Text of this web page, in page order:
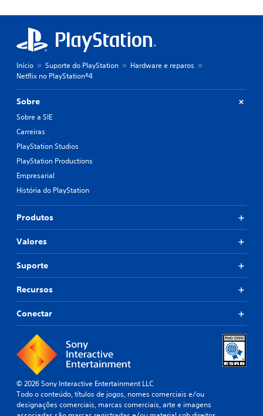
Início Suporte do PlayStation
Hardware e reparos
Netflix no PlayStation®4
Sobre
Sobre a SIE
Carreiras
PlayStation Studios
PlayStation Productions
Empresarial
História do PlayStation
Produtos
Valores
Suporte
Recursos
Conectar
© 2026 Sony Interactive Entertainment LLC
Todo o conteúdo, títulos de jogos, nomes comerciais e/ou
designações comerciais, marcas comerciais, arte e imagens